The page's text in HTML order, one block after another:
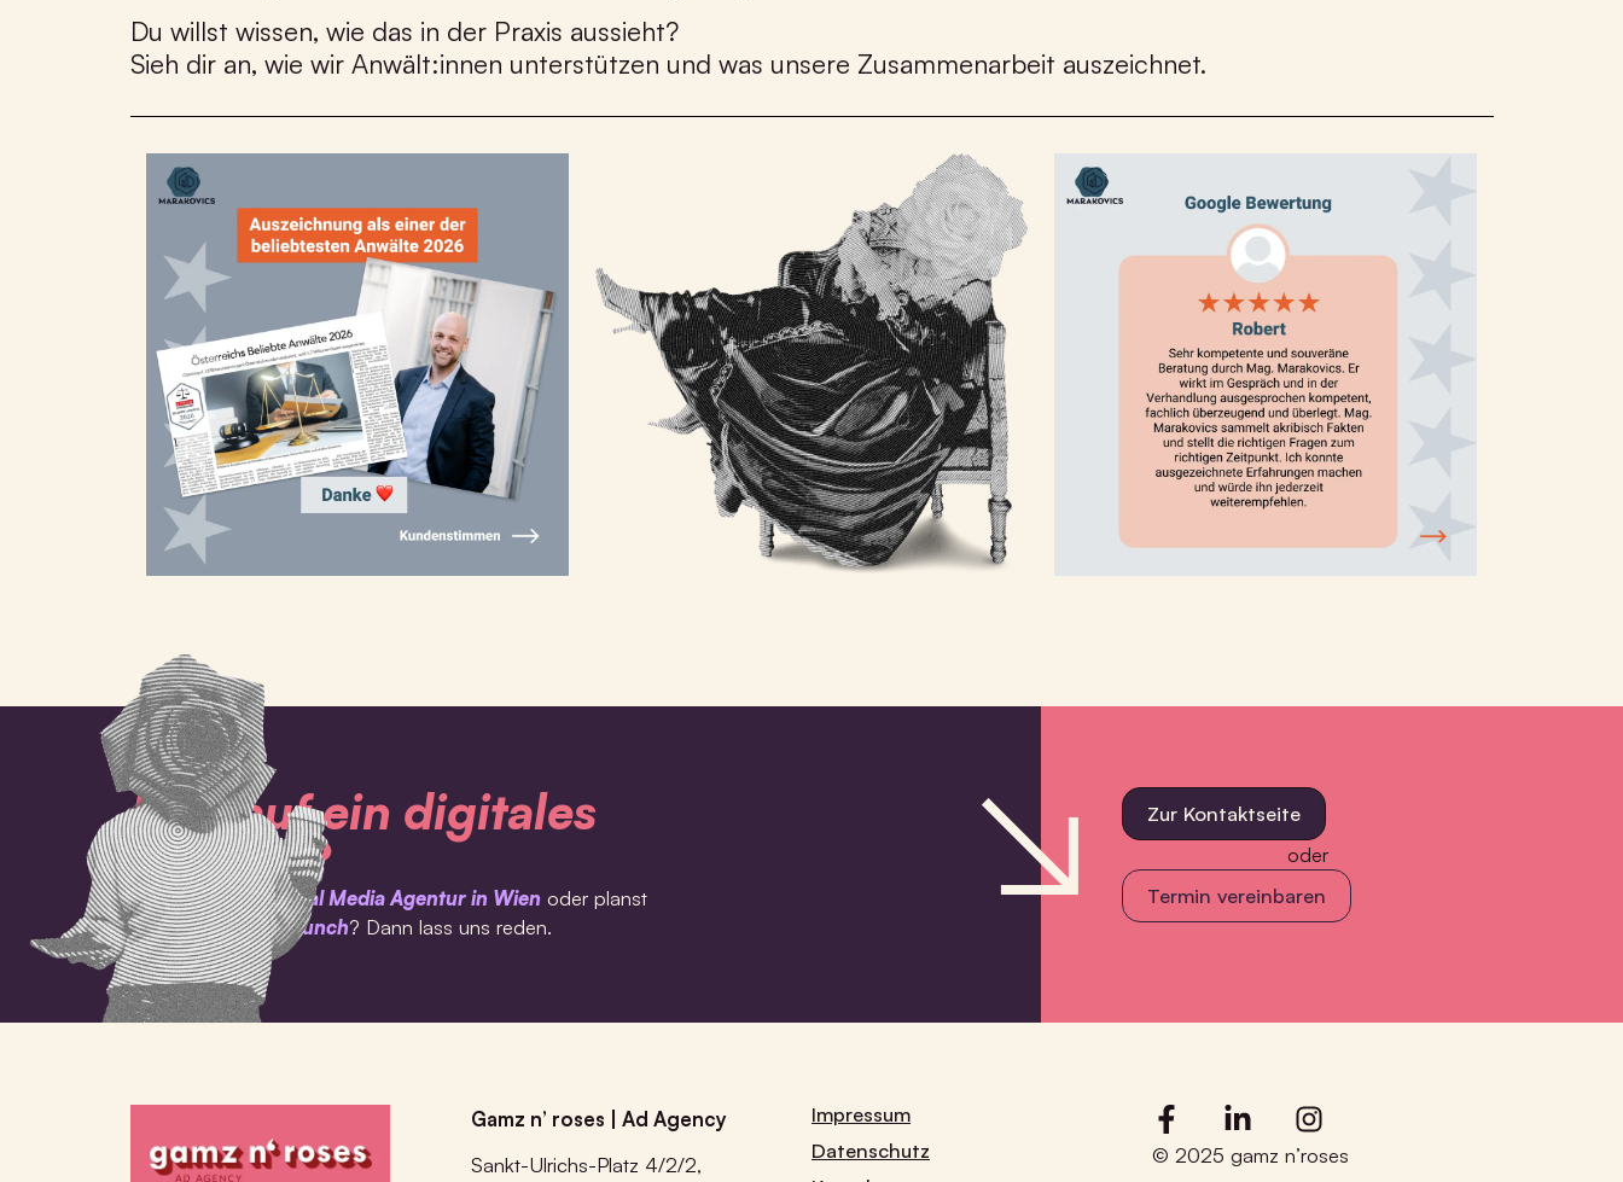
Du willst wissen, wie das in der Praxis aussieht?
Sieh dir an, wie wir Anwält:innen unterstützen und was unsere Zusammenarbeit auszeichnet.
Lust auf ein digitales
Refresh?
Du suchst eineSocial Media Agentur in Wienoder planst
einenWebsite Relaunch? Dann lass uns reden.
Zur Kontaktseite
oder
Termin vereinbaren
Gamz n’ roses | Ad Agency
Sankt-Ulrichs-Platz 4/2/2,
Impressum
Datenschutz
© 2025 gamz n’roses